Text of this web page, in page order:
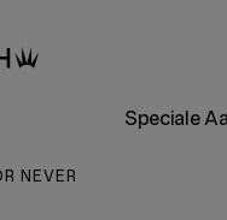
Speciale
NEVER